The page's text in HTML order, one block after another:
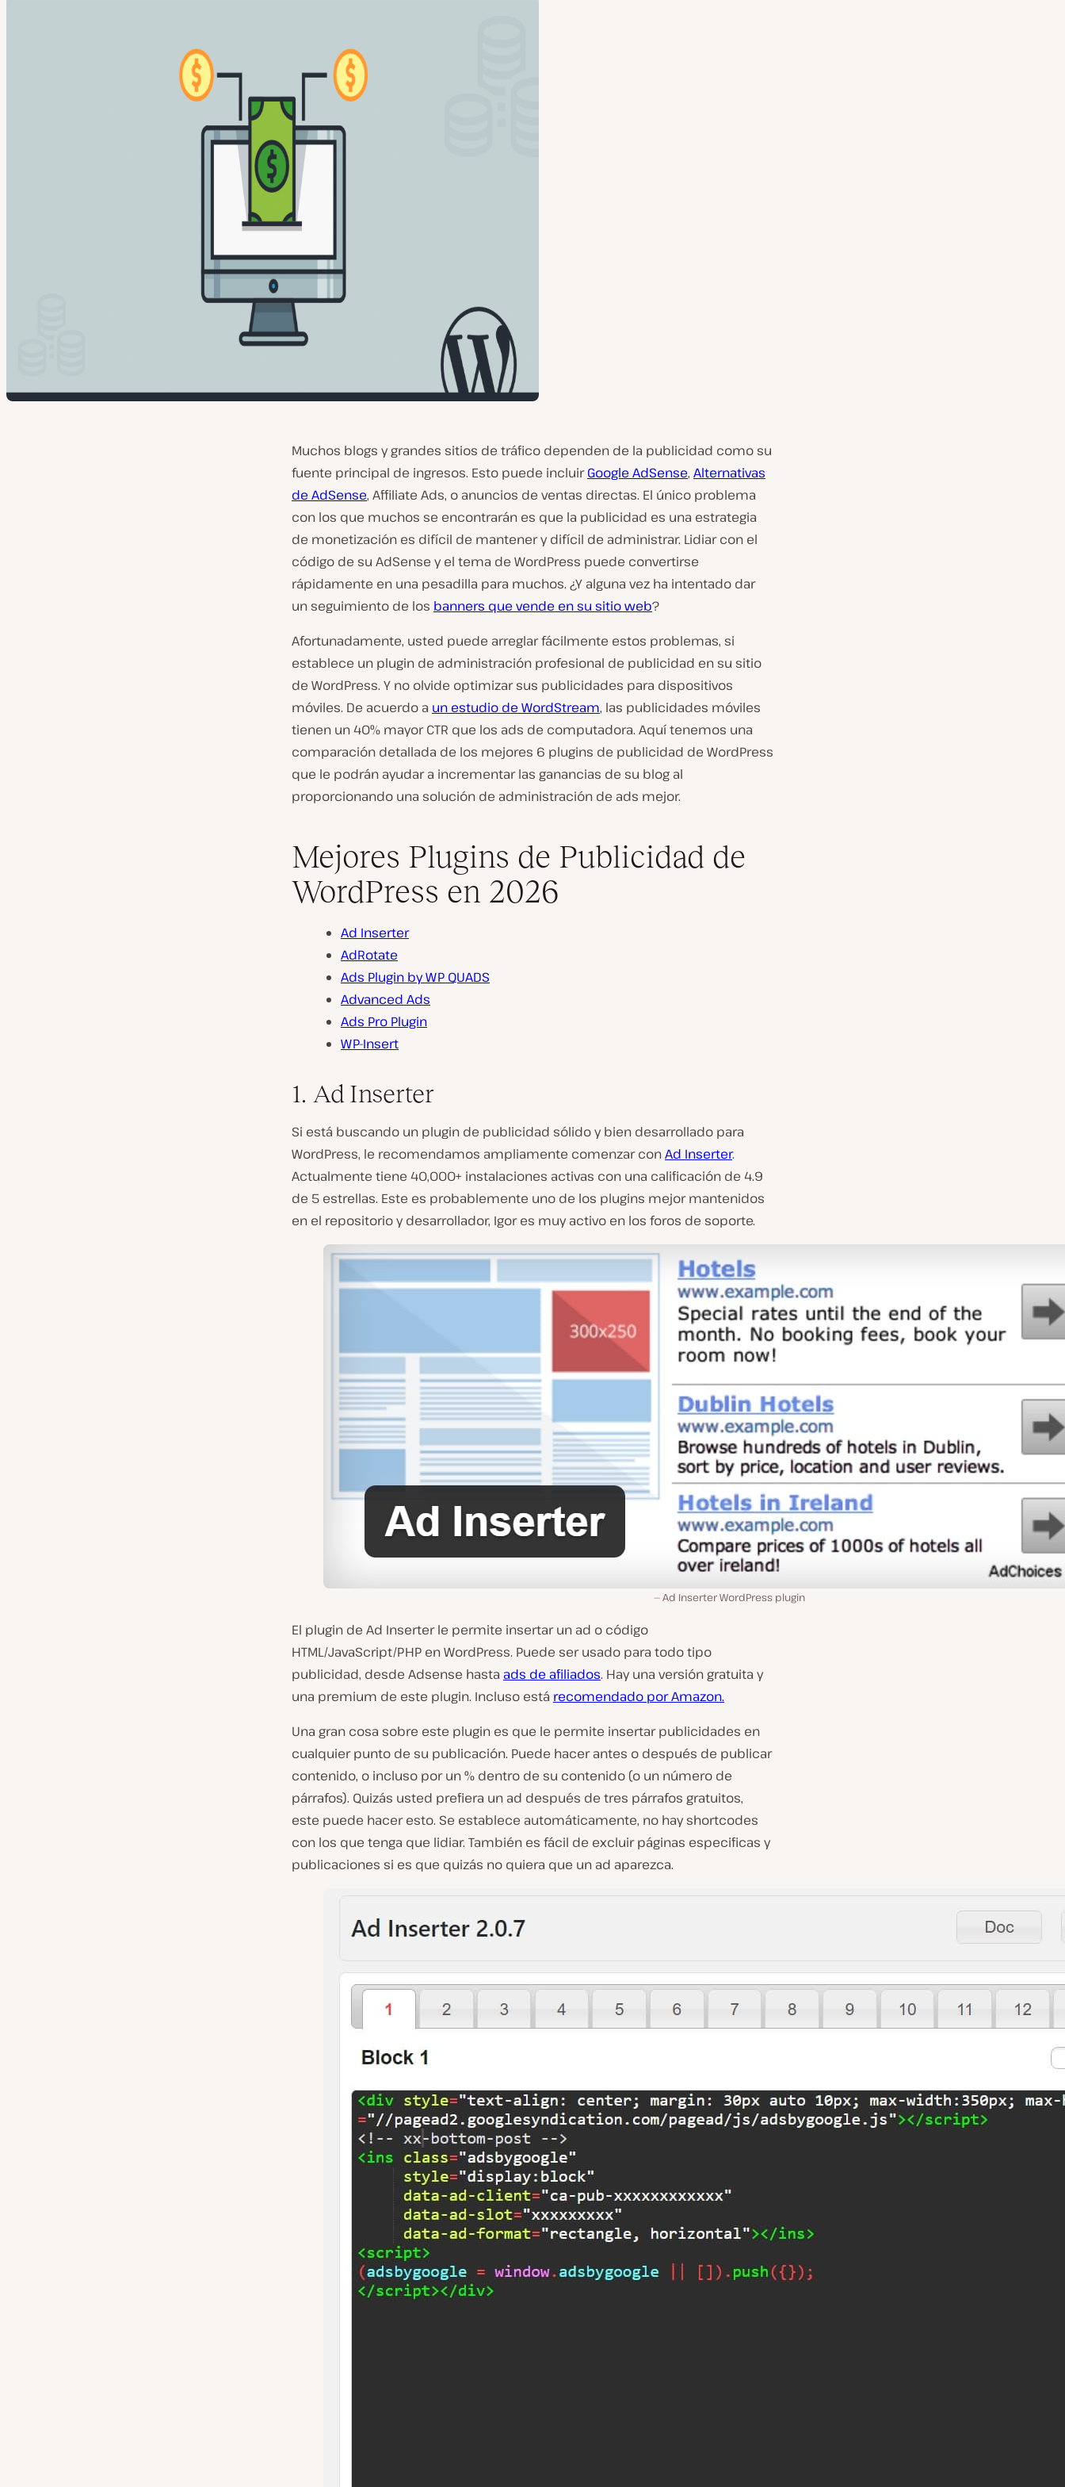
Muchos blogs y grandes sitios de tráfico dependen de la publicidad como su
fuente principal de ingresos. Esto puede incluirGoogle AdSense, Alternativas
de AdSense, Affiliate Ads, o anuncios de ventas directas. El único problema
con los que muchos se encontrarán es que la publicidad es una estrategia
de monetización es difícil de mantener y difícil de administrar. Lidiar con el
código de su AdSense y el tema de WordPress puede convertirse
rápidamente en una pesadilla para muchos. ¿Y alguna vez ha intentado dar
un seguimiento de los banners que vende en su sitio web?
Afortunadamente, usted puede arreglar fácilmente estos problemas, si
establece un plugin de administración profesional de publicidad en su sitio
de WordPress. Y no olvide optimizar sus publicidades para dispositivos
móviles. De acuerdo a un estudio de WordStream, las publicidades móviles
tienen un 40% mayor CTR que los ads de computadora. Aquí tenemos una
comparación detallada de los mejores 6 plugins de publicidad de WordPress
que le podrán ayudar a incrementar las ganancias de su blog al
proporcionando una solución de administración de ads mejor.
Mejores Plugins de Publicidad de
WordPress en 2026
Ad Inserter
AdRotate
Ads Plugin by WP QUADS
Advanced Ads
Ads Pro Plugin
WP-Insert
1. Ad Inserter
Si está buscando un plugin de publicidad sólido y bien desarrollado para
WordPress, le recomendamos ampliamente comenzar conAd Inserter.
Actualmente tiene 40,000+ instalaciones activas con una calificación de 4.9
de 5 estrellas. Este es probablemente uno de los plugins mejor mantenidos
en el repositorio y desarrollador, Igor es muy activo en los foros de soporte.
Ad Inserter WordPress plugin
El plugin de Ad Inserter le permite insertar un ad o código
HTML/JavaScript/PHP en WordPress. Puede ser usado para todo tipo
publicidad, desde Adsense hasta ads de afiliados. Hay una versión gratuita y
una premium de este plugin. Incluso está recomendado por Amazon.
Una gran cosa sobre este plugin es que le permite insertar publicidades en
cualquier punto de su publicación. Puede hacer antes o después de publicar
contenido, o incluso por un % dentro de su contenido (o un número de
párrafos). Quizás usted prefiera un ad después de tres párrafos gratuitos,
este puede hacer esto. Se establece automáticamente, no hay shortcodes
con los que tenga que lidiar. También es fácil de excluir páginas especificas y
publicaciones si es que quizás no quiera que un ad aparezca.